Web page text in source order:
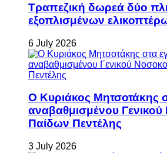
Τραπεζική δωρεά δύο
εξοπλισμένων
6 July 2026
Ο Κυριάκος Μητσοτάκης
αναβαθμισμένου
Παίδων Πεντέλης
3 July 2026